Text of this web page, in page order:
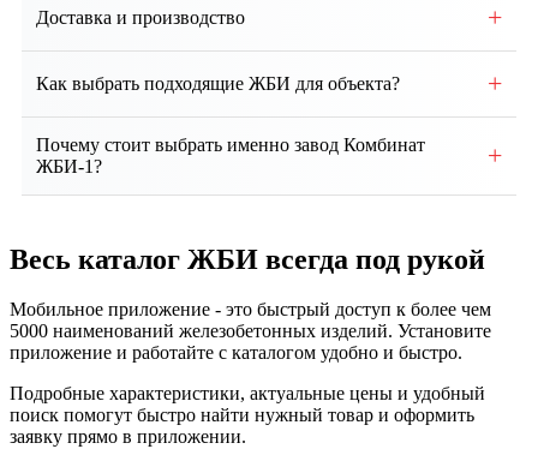
службы ЖБИ составляет от 50 до 100 лет и более.
Доставка и производство +
всех этапах. Доставка по региону и всей России.
Как выбрать подходящие ЖБИ для объекта? +
условий и нагрузок. Наши специалисты помогут
подобрать оптимальные изделия и
Почему стоит выбрать именно завод Комбинат
ЖБИ-1?
+
условия сотрудничества, индивидуальный подход и
надежную доставку продукции точно в срок.
Весь каталог ЖБИ всегда под рукой
Мобильное приложение - это быстрый доступ к более чем
5000 наименований железобетонных изделий. Установите
приложение и работайте с каталогом удобно и быстро.
Подробные характеристики, актуальные цены и удобный
поиск помогут быстро найти нужный товар и оформить
заявку прямо в приложении.